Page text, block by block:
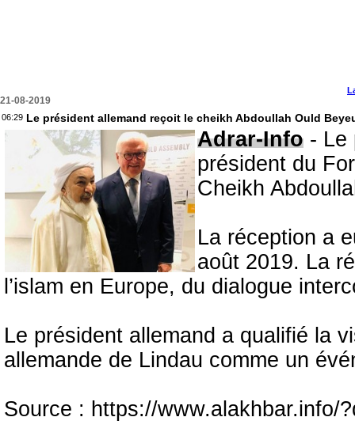
21-08-2019
06:29 Le président allemand reçoit le cheikh Abdoullah Ould
Adrar-Info - Le
président du
Cheikh
La réception a
août 2019. La
l’islam en Europe, du dialogue
Le président allemand a qualifié la
allemande de Lindau comme un
Source : https://www.alakhbar.info/